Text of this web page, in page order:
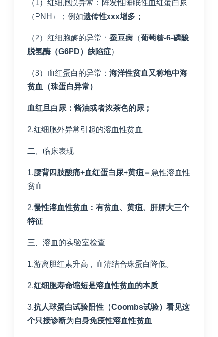
（1）红细胞膜异常：阵发性睡眠性血红蛋白尿
（PNH）；例如遗传性xxx增多；
（2）红细胞酶的异常： 蚕豆病 （葡萄糖-6-磷酸
脱氢酶（G6PD）缺陷症）
（3）血红蛋白的异常： 海洋性贫血又称地中海
贫血（珠蛋白异常）
血红旦白尿：酱油或者浓茶色的尿；
2.红细胞外异常引起的溶血性贫血
二、临床表现
1.腰背四肢酸痛+血红蛋白尿+黄疸 ＝急性溶血性
贫血
2.慢性溶血性贫血：有贫血、黄疸、肝脾大三个
特征
三、溶血的实验室检查
1.游离胆红素升高，血清结合珠蛋白降低。
2.红细胞寿命缩短是溶血性贫血的本质
3.抗人球蛋白试验阳性（Coombs试验）看见这
个只接诊断为自身免疫性溶血性贫血